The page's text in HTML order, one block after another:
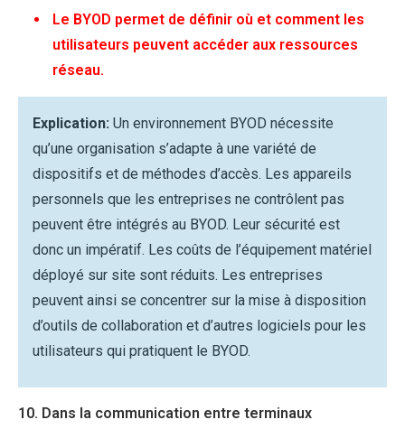
Le BYOD permet de définir où et comment les
utilisateurs peuvent accéder aux ressources
réseau.
Explication: Un environnement BYOD nécessite
qu’une organisation s’adapte à une variété de
dispositifs et de méthodes d’accès. Les appareils
personnels que les entreprises ne contrôlent pas
peuvent être intégrés au BYOD. Leur sécurité est
donc un impératif. Les coûts de l’équipement matériel
déployé sur site sont réduits. Les entreprises
peuvent ainsi se concentrer sur la mise à disposition
d’outils de collaboration et d’autres logiciels pour les
utilisateurs qui pratiquent le BYOD.
10. Dans la communication entre terminaux